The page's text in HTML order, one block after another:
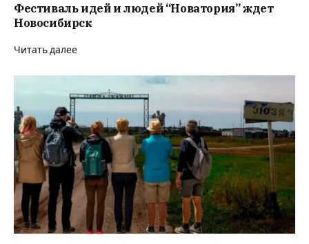
Фестиваль идей и людей “Новатория” ждет
Новосибирск
Читать далее